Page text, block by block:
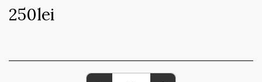
250lei